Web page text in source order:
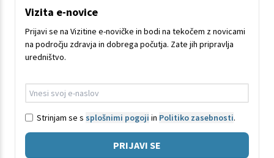
Vizita e-novice
Prijavi se na Vizitine e-novičke in bodi na tekočem z novicami
na področju zdravja in dobrega počutja. Zate jih pripravlja
uredništvo.
Strinjam se s splošnimi pogoji in Politiko zasebnosti.
PRIJAVI SE